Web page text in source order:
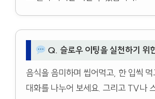
Q. 슬로우 이팅을 실천하기 위
음식을 음미하며 씹어먹고, 한 입씩
대화를 나누어 보세요. 그리고 TV나